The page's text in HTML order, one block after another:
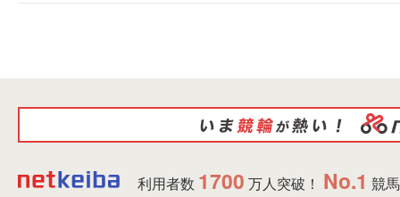
利用者数 1700 万人突破！ No.1 競